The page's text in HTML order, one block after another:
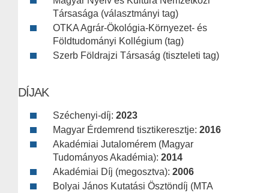
Társasága (választmányi tag)
OTKA Agrár-Ökológia-Környezet- és
Földtudományi Kollégium (tag)
Szerb Földrajzi Társaság (tiszteleti tag)
DÍJAK
Széchenyi-díj: 2023
Magyar Érdemrend tisztikeresztje: 2016
Akadémiai Jutalomérem (Magyar
Tudományos Akadémia): 2014
Akadémiai Díj (megosztva): 2006
Bolyai János Kutatási Ösztöndíj (MTA